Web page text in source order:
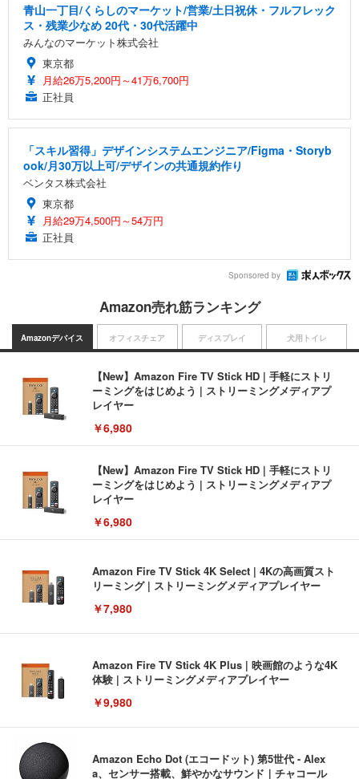
青山一丁目/くらしのマーケット/営業/土日祝休・フルフレック
ス・残業少なめ 20代・30代活躍中
みんなのマーケット株式会社
東京都
月給26万5,200円～41万6,700円
正社員
「スキル習得」デザインシステムエンジニア/Figma・Storyb
ook/月30万以上可/デザインの共通規約作り
ベンタス株式会社
東京都
月給29万4,500円～54万円
正社員
Sponsored by
Amazon売れ筋ランキング
Amazonデバイス
【New】Amazon Fire TV Stick HD | 手軽にストリ
ーミングをはじめよう | ストリーミングメディアプ
レイヤー
￥6,980
【New】Amazon Fire TV Stick HD | 手軽にストリ
ーミングをはじめよう | ストリーミングメディアプ
レイヤー
￥6,980
Amazon Fire TV Stick 4K Select | 4Kの高画質スト
リーミング | ストリーミングメディアプレイヤー
￥7,980
Amazon Fire TV Stick 4K Plus | 映画館のような4K
体験 | ストリーミングメディアプレイヤー
￥9,980
Amazon Echo Dot (エコードット) 第5世代 - Alex
a、センサー搭載、鮮やかなサウンド｜チャコール
オフィスチェア ディスプレイ 犬用トイレ